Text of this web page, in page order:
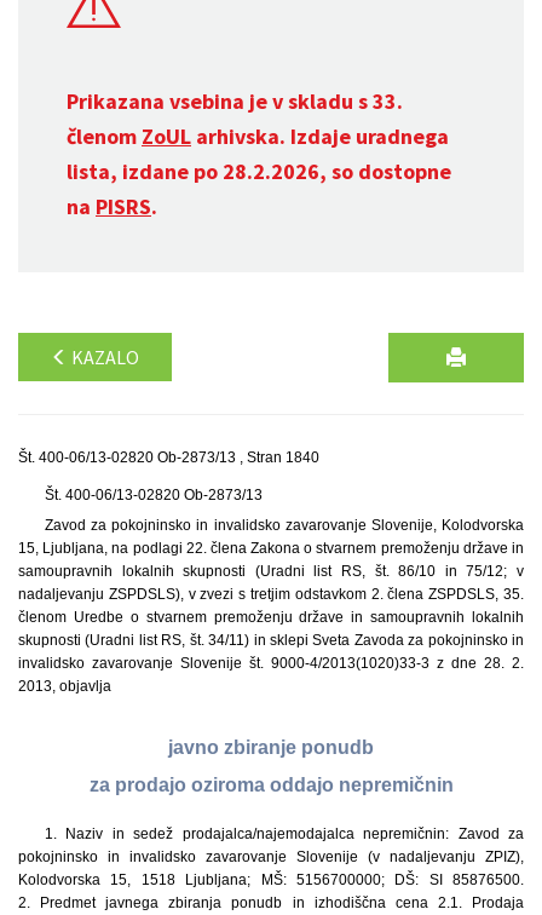
Prikazana vsebina je v skladu s 33.
členom ZoUL arhivska. Izdaje uradnega
lista, izdane po 28.2.2026, so dostopne
na PISRS.
KAZALO
Št. 400-06/13-02820 Ob-2873/13 , Stran 1840
Št. 400-06/13-02820 Ob-2873/13
Zavod za pokojninsko in invalidsko zavarovanje Slovenije, Kolodvorska
15, Ljubljana, na podlagi 22. člena Zakona o stvarnem premoženju države in
samoupravnih lokalnih skupnosti (Uradni list RS, št. 86/10 in 75/12; v
nadaljevanju ZSPDSLS), v zvezi s tretjim odstavkom 2. člena ZSPDSLS, 35.
členom Uredbe o stvarnem premoženju države in samoupravnih lokalnih
skupnosti (Uradni list RS, št. 34/11) in sklepi Sveta Zavoda za pokojninsko in
invalidsko zavarovanje Slovenije št. 9000-4/2013(1020)33-3 z dne 28. 2.
2013, objavlja
javno zbiranje ponudb
za prodajo oziroma oddajo nepremičnin
1. Naziv in sedež prodajalca/najemodajalca nepremičnin: Zavod za
pokojninsko in invalidsko zavarovanje Slovenije (v nadaljevanju ZPIZ),
Kolodvorska 15, 1518 Ljubljana; MŠ: 5156700000; DŠ: SI 85876500.
2. Predmet javnega zbiranja ponudb in izhodiščna cena 2.1. Prodaja